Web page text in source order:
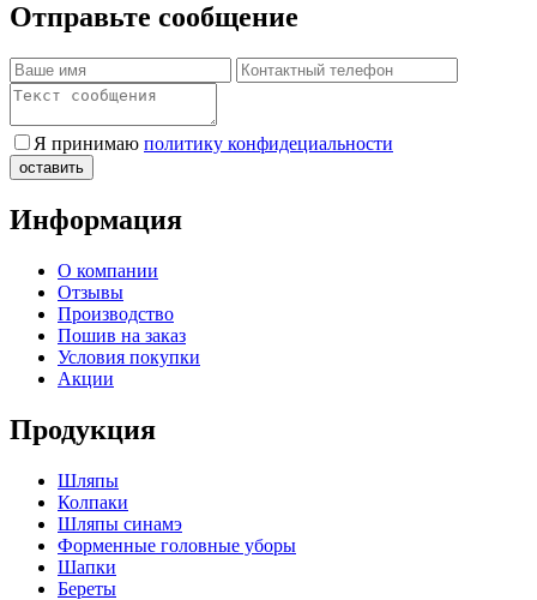
Отправьте сообщение
Я принимаю политику конфидециальности
Информация
О компании
Отзывы
Производство
Пошив на заказ
Условия покупки
Акции
Продукция
Шляпы
Колпаки
Шляпы синамэ
Форменные головные уборы
Шапки
Береты